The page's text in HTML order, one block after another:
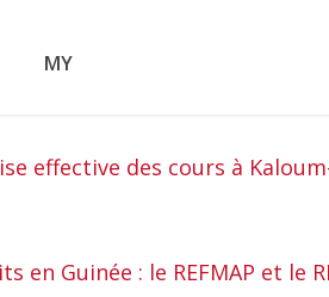
effective des cours à
en Guinée : le REFMAP et le